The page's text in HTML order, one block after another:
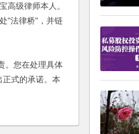
高级律师本人。
"法律桥"，并链
。您在处理具体
式的承诺。本